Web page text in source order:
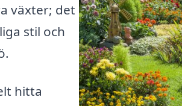
växter; det
stil och
hitta